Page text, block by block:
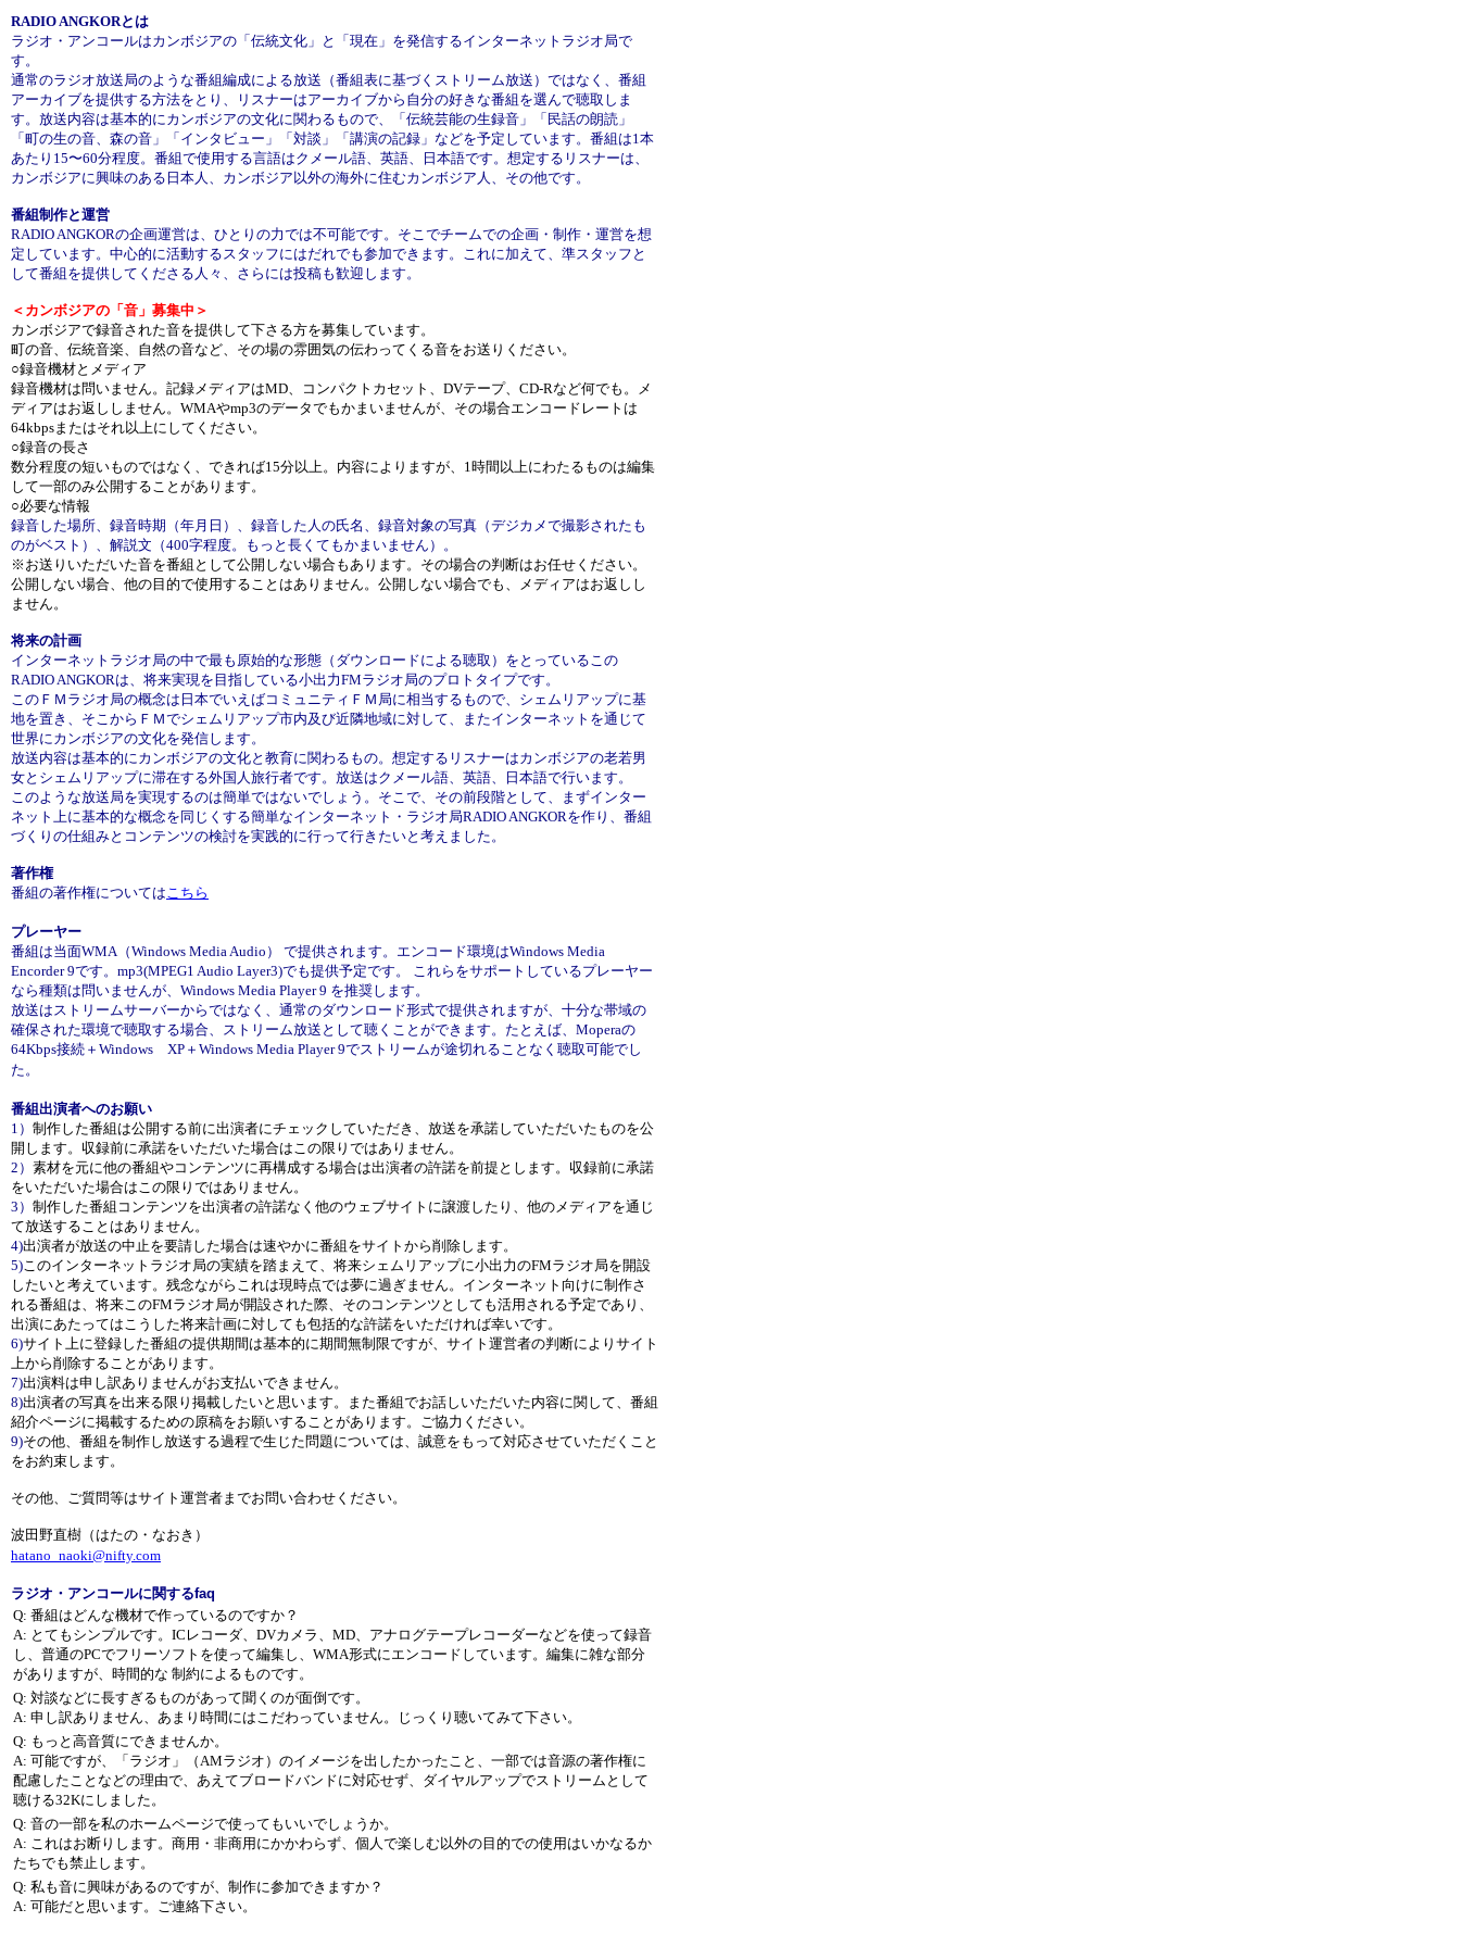
RADIO ANGKORとは
ラジオ・アンコールはカンボジアの「伝統文化」と「現在」を発信するインターネットラジオ局で
す。
通常のラジオ放送局のような番組編成による放送（番組表に基づくストリーム放送）ではなく、番組
アーカイブを提供する方法をとり、リスナーはアーカイブから自分の好きな番組を選んで聴取しま
す。放送内容は基本的にカンボジアの文化に関わるもので、「伝統芸能の生録音」「民話の朗読」
「町の生の音、森の音」「インタビュー」「対談」「講演の記録」などを予定しています。番組は1本
あたり15〜60分程度。番組で使用する言語はクメール語、英語、日本語です。想定するリスナーは、
カンボジアに興味のある日本人、カンボジア以外の海外に住むカンボジア人、その他です。
番組制作と運営
RADIO ANGKORの企画運営は、ひとりの力では不可能です。そこでチームでの企画・制作・運営を想
定しています。中心的に活動するスタッフにはだれでも参加できます。これに加えて、準スタッフと
して番組を提供してくださる人々、さらには投稿も歓迎します。
＜カンボジアの「音」募集中＞
カンボジアで録音された音を提供して下さる方を募集しています。
町の音、伝統音楽、自然の音など、その場の雰囲気の伝わってくる音をお送りください。
○録音機材とメディア
録音機材は問いません。記録メディアはMD、コンパクトカセット、DVテープ、CD-Rなど何でも。
メ
ディアはお返ししません。 WMAやmp3のデータでもかまいませんが、その場合エンコードレートは
64kbpsまたはそれ以上にしてください。
○録音の長さ
数分程度の短いものではなく、 できれば15分以上。内容によりますが、1時間以上にわたるものは編集
して一部のみ公開することがあります。
○必要な情報
録音した場所、録音時期（年月日）、録音した人の氏名、録音対象の写真（デジカメで撮影されたも
のがベスト）、解説文（400字程度。もっと長くてもかまいません）。
※お送りいただいた音を番組として公開しない場合もあります。その場合の判断はお任せください。
公開しない場合、他の目的で使用することはありません。 公開しない場合でも、メディアはお返しし
ません。
将来の計画
インターネットラジオ局の中で最も原始的な形態（ダウンロードによる聴取）をとっているこの
RADIO ANGKORは、将来実現を目指している小出力FMラジオ局のプロトタイプです。
このＦＭラジオ局の概念は日本でいえばコミュニティＦＭ局に相当するもので、シェムリアップに基
地を置き、そこからＦＭでシェムリアップ市内及び近隣地域に対して、またインターネットを通じて
世界にカンボジアの文化を発信します。
放送内容は基本的にカンボジアの文化と教育に関わるもの。想定するリスナーはカンボジアの老若男
女とシェムリアップに滞在する外国人旅行者です。放送はクメール語、英語、日本語で行います。
このような放送局を実現するのは簡単ではないでしょう。そこで、その前段階として、まずインター
ネット上に基本的な概念を同じくする簡単なインターネット・ラジオ局RADIO ANGKORを作り、番組
づくりの仕組みとコンテンツの検討を実践的に行って行きたいと考えました。
著作権
番組の著作権についてはこちら
プレーヤー
番組は当面WMA（Windows Media Audio） で提供されます。エンコード環境はWindows Media
Encorder 9です。mp3(MPEG1 Audio Layer3)でも提供予定です。 これらをサポートしているプレーヤー
なら種類は問いませんが、Windows Media Player 9 を推奨します。
放送はストリームサーバーからではなく、通常のダウンロード形式で提供されますが、十分な帯域の
確保された環境で聴取する場合、ストリーム放送として聴くことができます。たとえば、Moperaの
64Kbps接続＋Windows XP＋Windows Media Player 9でストリームが途切れることなく聴取可能でし
た。
番組出演者へのお願い
1） 制作した番組は公開する前に出演者にチェックしていただき、放送を承諾していただいたものを公
開します。収録前に承諾をいただいた場合はこの限りではありません。
2） 素材を元に他の番組やコンテンツに再構成する場合は出演者の許諾を前提とします。収録前に承諾
をいただいた場合はこの限りではありません。
3） 制作した番組コンテンツを出演者の許諾なく他のウェブサイトに譲渡したり、他のメディアを通じ
て放送することはありません。
4)出演者が放送の中止を要請した場合は速やかに番組をサイトから削除します。
5)このインターネットラジオ局の実績を踏まえて、将来シェムリアップに小出力のFMラジオ局を開設
したいと考えています。残念ながらこれは現時点では夢に過ぎません。インターネット向けに制作さ
れる番組は、将来このFMラジオ局が開設された際、そのコンテンツとしても活用される予定であり、
出演にあたってはこうした将来計画に対しても包括的な許諾をいただければ幸いです。
6)サイト上に登録した番組の提供期間は基本的に期間無制限ですが、サイト運営者の判断によりサイト
上から削除することがあります。
7)出演料は申し訳ありませんがお支払いできません。
8)出演者の写真を出来る限り掲載したいと思います。また番組でお話しいただいた内容に関して、番組
紹介ページに掲載するための原稿をお願いすることがあります。ご協力ください。
9)その他、番組を制作し放送する過程で生じた問題については、誠意をもって対応させていただくこと
をお約束します。
その他、ご質問等はサイト運営者までお問い合わせください。
波田野直樹（はたの・なおき）
hatano_naoki@nifty.com
ラジオ・アンコールに関するfaq
Q: 番組はどんな機材で作っているのですか？
A: とてもシンプルです。ICレコーダ、DVカメラ、MD、アナログテープレコーダーなどを使って録音
し、普通のPCでフリーソフトを使って編集し、WMA形式にエンコードしています。編集に雑な部分
がありますが、時間的な 制約によるものです。
Q: 対談などに長すぎるものがあって聞くのが面倒です。
A: 申し訳ありません、あまり時間にはこだわっていません。じっくり聴いてみて下さい。
Q: もっと高音質にできませんか。
A: 可能ですが、「ラジオ」（AMラジオ）のイメージを出したかったこと、一部では音源の著作権に
配慮したことなどの理由で、あえてブロードバンドに対応せず、ダイヤルアップでストリームとして
聴ける32Kにしました。
Q: 音の一部を私のホームページで使ってもいいでしょうか。
A: これはお断りします。商用・非商用にかかわらず、個人で楽しむ以外の目的での使用はいかなるか
たちでも禁止します。
Q: 私も音に興味があるのですが、制作に参加できますか？
A: 可能だと思います。ご連絡下さい。